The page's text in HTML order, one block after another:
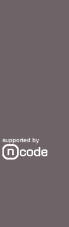
supported by